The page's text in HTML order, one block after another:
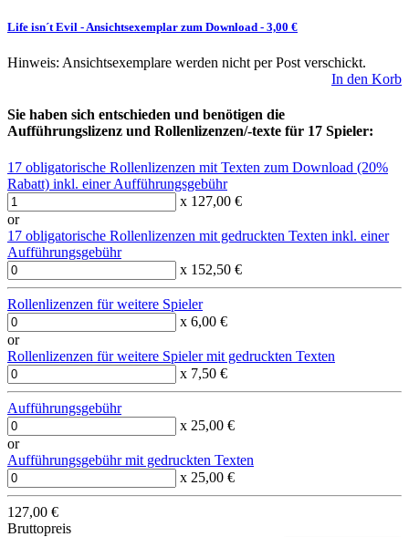
Life isn´t Evil - Ansichtsexemplar zum Download - 3,00 €
Hinweis: Ansichtsexemplare werden nicht per Post verschickt.
In den Korb
Sie haben sich entschieden und benötigen die
Aufführungslizenz und Rollenlizenzen/-texte für 17 Spieler:
17 obligatorische Rollenlizenzen mit Texten zum Download (20%
Rabatt) inkl. einer Aufführungsgebühr
x 127,00 €
or
17 obligatorische Rollenlizenzen mit gedruckten Texten inkl. einer
Aufführungsgebühr
x 152,50 €
Rollenlizenzen für weitere Spieler
x 6,00 €
or
Rollenlizenzen für weitere Spieler mit gedruckten Texten
x 7,50 €
Aufführungsgebühr
x 25,00 €
or
Aufführungsgebühr mit gedruckten Texten
x 25,00 €
127,00 €
Bruttopreis